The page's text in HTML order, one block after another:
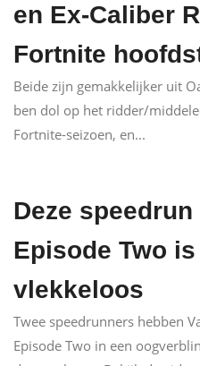
en Ex-Caliber
Fortnite
Beide zijn gemakkelijker uit
ben dol op het ridder/
Fortnite-seizoen, en...
Deze
Episode Two
vlekkeloos
Twee speedrunners hebben
Episode Two in een